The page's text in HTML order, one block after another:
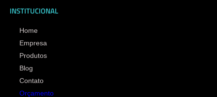
INSTITUCIONAL
Home
Empresa
Produtos
Blog
Contato
Orçamento